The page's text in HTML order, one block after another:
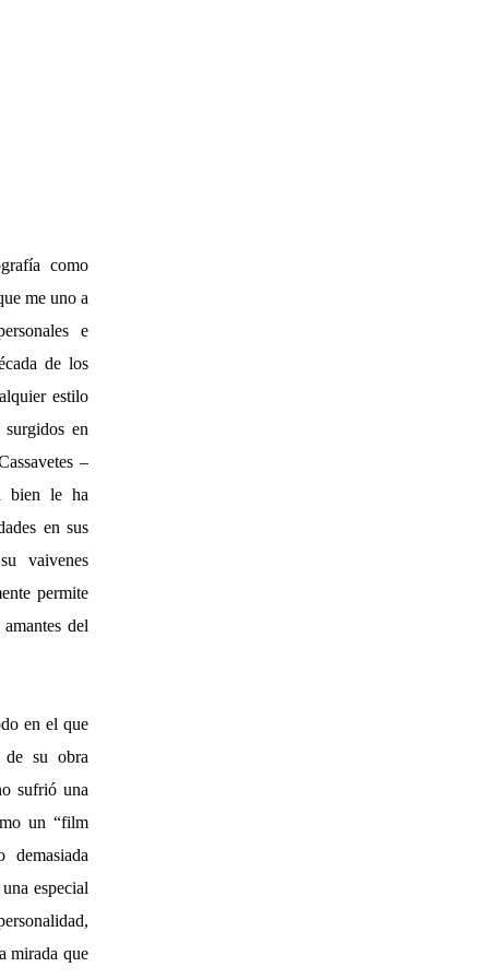
como
me uno a
e
de los
estilo
en
–
bien le ha
en sus
vaivenes
permite
del
en el que
su obra
sufrió una
un “film
especial
mirada que